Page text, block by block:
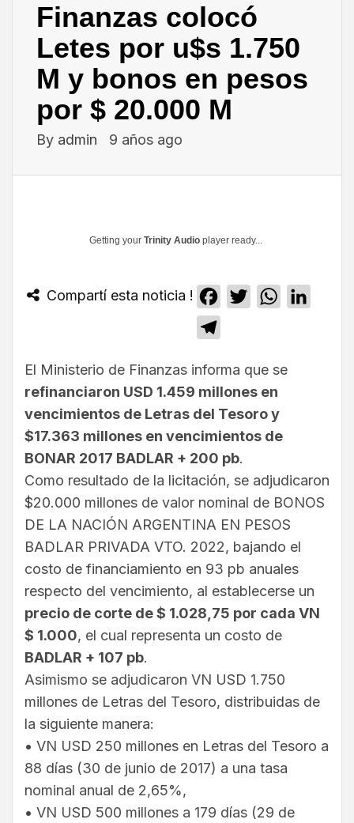
Finanzas colocó
Letes por u$s 1.750
M y bonos en pesos
por $ 20.000 M
By admin 9 años ago
Getting your Trinity Audio player ready...
Compartí esta noticia ! Facebook
TwitterWhatsApp
El Ministerio de Finanzas informa que se
refinanciaron USD 1.459 millones en
vencimientos de Letras del Tesoro y
$17.363 millones en vencimientos de
BONAR 2017 BADLAR + 200 pb.
Como resultado de la licitación, se adjudicaron
$20.000 millones de valor nominal de BONOS
DE LA NACIÓN ARGENTINA EN PESOS
BADLAR PRIVADA VTO. 2022, bajando el
costo de financiamiento en 93 pb anuales
respecto del vencimiento, al establecerse un
precio de corte de $ 1.028,75 por cada VN
$ 1.000, el cual representa un costo de
BADLAR + 107 pb.
Asimismo se adjudicaron VN USD 1.750
millones de Letras del Tesoro, distribuidas de
la siguiente manera:
• VN USD 250 millones en Letras del Tesoro a
88 días (30 de junio de 2017) a una tasa
nominal anual de 2,65%,
• VN USD 500 millones a 179 días (29 de